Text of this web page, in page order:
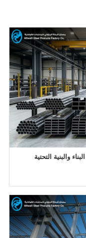
والبنية التحتية